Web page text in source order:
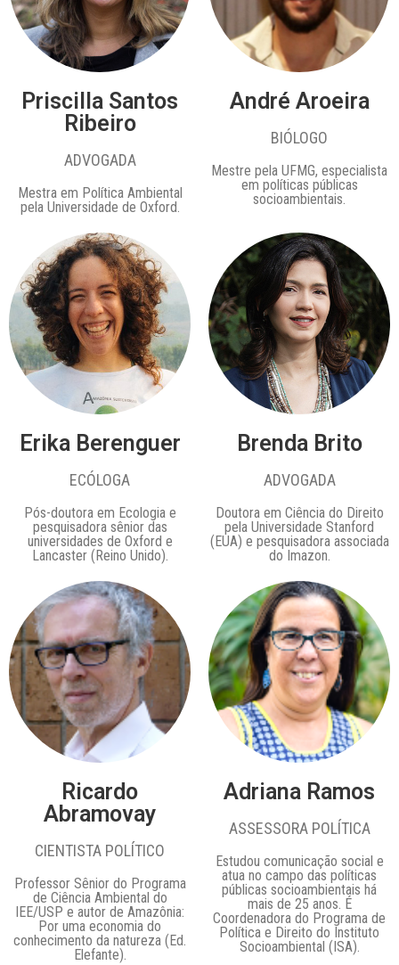
Priscilla Santos
Ribeiro
ADVOGADA
Mestra em Política Ambiental
pela Universidade de Oxford.
André Aroeira
BIÓLOGO
Mestre pela UFMG, especialista
em políticas públicas
socioambientais.
Erika Berenguer
ECÓLOGA
Pós-doutora em Ecologia e
pesquisadora sênior das
universidades de Oxford e
Lancaster (Reino Unido).
Brenda Brito
ADVOGADA
Doutora em Ciência do Direito
pela Universidade Stanford
(EUA) e pesquisadora associada
do Imazon.
Ricardo
Abramovay
CIENTISTA POLÍTICO
Professor Sênior do Programa
de Ciência Ambiental do
IEE/USP e autor de Amazônia:
Por uma economia do
conhecimento da natureza (Ed.
Elefante).
Adriana Ramos
ASSESSORA POLÍTICA
Estudou comunicação social e
atua no campo das políticas
públicas socioambientais há
mais de 25 anos. É
Coordenadora do Programa de
Política e Direito do Instituto
Socioambiental (ISA).